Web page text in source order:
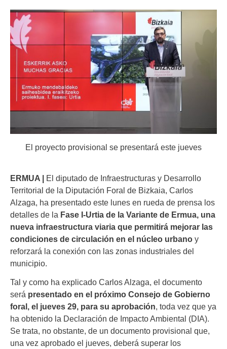
El proyecto provisional se presentará este jueves
ERMUA |
El diputado de Infraestructuras y Desarrollo
Territorial de la Diputación Foral de Bizkaia, Carlos
Alzaga, ha presentado este lunes en rueda de prensa los
detalles de la Fase I-Urtia de la Variante de Ermua, una
nueva infraestructura viaria que permitirá mejorar las
condiciones de circulación en el núcleo urbano y
reforzará la conexión con las zonas industriales del
municipio.
Tal y como ha explicado Carlos Alzaga, el documento
será presentado en el próximo Consejo de Gobierno
foral, el jueves 29, para su aprobación , toda vez que ya
ha obtenido la Declaración de Impacto Ambiental (DIA).
Se trata, no obstante, de un documento provisional que,
una vez aprobado el jueves, deberá superar los